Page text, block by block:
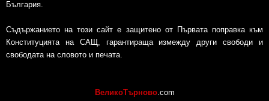
България.
Съдържанието на този сайт е защитено от Първата поправка към
Конституцията на САЩ, гарантираща измежду други свободи и
свободата на словото и печата.
ВеликоТърново.com